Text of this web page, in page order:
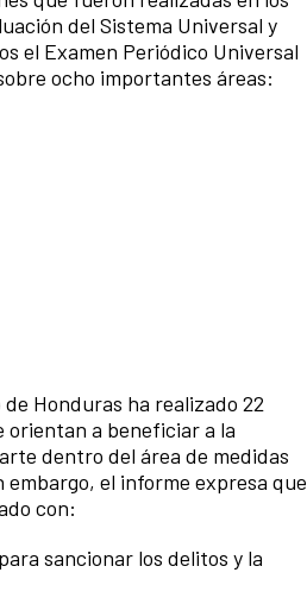
del Sistema Universal y
el Examen Periódico Universal
ocho importantes áreas:
Honduras ha realizado 22
a beneficiar a la
dentro del área de medidas
el informe expresa que
con:
sancionar los delitos y la